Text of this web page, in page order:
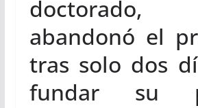
abandonó el
tras solo dos
fundar su